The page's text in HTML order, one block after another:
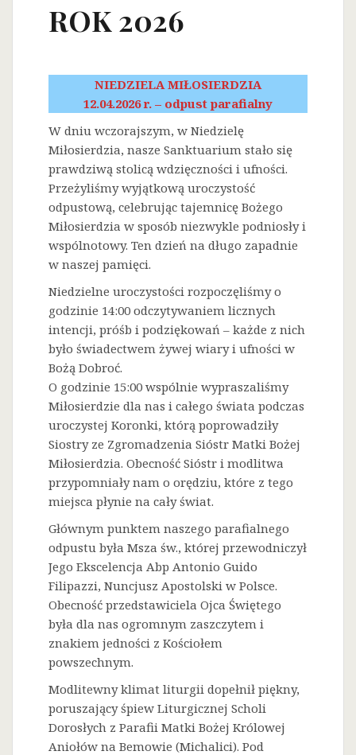
ROK 2026
NIEDZIELA MIŁOSIERDZIA
12.04.2026 r. – odpust parafialny
W dniu wczorajszym, w Niedzielę
Miłosierdzia, nasze Sanktuarium stało się
prawdziwą stolicą wdzięczności i ufności.
Przeżyliśmy wyjątkową uroczystość
odpustową, celebrując tajemnicę Bożego
Miłosierdzia w sposób niezwykle podniosły i
wspólnotowy. Ten dzień na długo zapadnie
w naszej pamięci.
Niedzielne uroczystości rozpoczęliśmy o
godzinie 14:00 odczytywaniem licznych
intencji, próśb i podziękowań – każde z nich
było świadectwem żywej wiary i ufności w
Bożą Dobroć.
O godzinie 15:00 wspólnie wypraszaliśmy
Miłosierdzie dla nas i całego świata podczas
uroczystej Koronki, którą poprowadziły
Siostry ze Zgromadzenia Sióstr Matki Bożej
Miłosierdzia. Obecność Sióstr i modlitwa
przypomniały nam o orędziu, które z tego
miejsca płynie na cały świat.
Głównym punktem naszego parafialnego
odpustu była Msza św., której przewodniczył
Jego Ekscelencja Abp Antonio Guido
Filipazzi, Nuncjusz Apostolski w Polsce.
Obecność przedstawiciela Ojca Świętego
była dla nas ogromnym zaszczytem i
znakiem jedności z Kościołem
powszechnym.
Modlitewny klimat liturgii dopełnił piękny,
poruszający śpiew Liturgicznej Scholi
Dorosłych z Parafii Matki Bożej Królowej
Aniołów na Bemowie (Michalici). Pod